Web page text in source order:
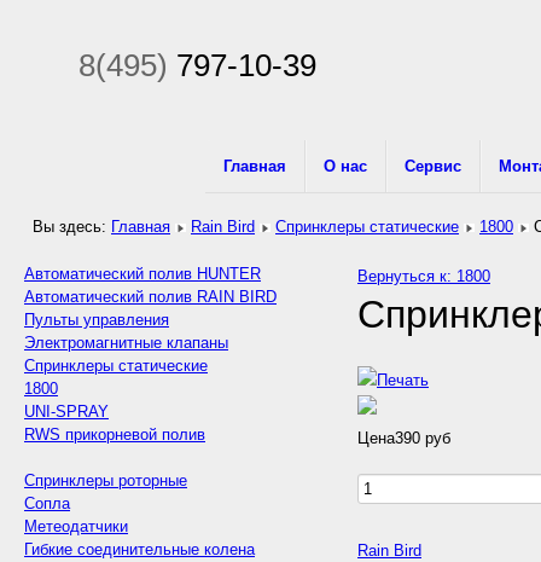
8(495) 797-10-39
Главная О нас Сервис
Вы здесь: Главная Rain Bird Спринклеры статические 1800
Автоматический полив HUNTER
Автоматический полив RAIN BIRD
Пульты управления
Электромагнитные клапаны
Спринклеры статические
1800
UNI-SPRAY
RWS прикорневой полив
Спринклеры роторные
Сопла
Метеодатчики
Гибкие соединительные колена
Вернуться к: 1800
Цена390 руб
Rain Bird